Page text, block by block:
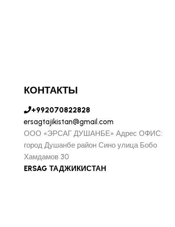
КОНТАКТЫ
+992070822828
ersagtajikistan@gmail.com
ООО «ЭРСАГ ДУШАНБЕ» Адрес ОФИС:
город Душанбе район Сино улица Бобо
Хамдамов 30
ERSAG ТАДЖИКИСТАН